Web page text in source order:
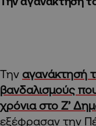
Την αγανάκτησή
βανδαλισμούς
χρόνια στο Ζ’
εξέφρασαν την